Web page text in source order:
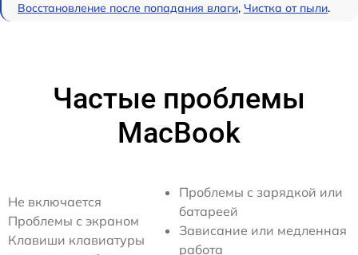
Восстановление после попадания влаги, Чистка от пыли.
Частые проблемы
MacBook
Не включается
Проблемы с экраном
Клавиши клавиатуры
Проблемы с зарядкой или
батареей
Зависание или медленная
работа